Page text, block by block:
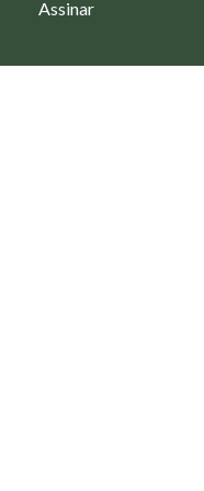
Assinar